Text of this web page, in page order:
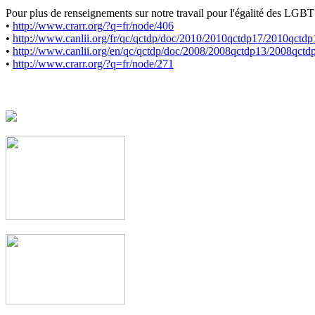
Pour plus de renseignements sur notre travail pour l'égalité des
• http://www.crarr.org/?q=fr/node/406
• http://www.canlii.org/fr/qc/qctdp/doc/2010/2010qctdp17/
• http://www.canlii.org/en/qc/qctdp/doc/2008/2008qctdp13/
• http://www.crarr.org/?q=fr/node/271